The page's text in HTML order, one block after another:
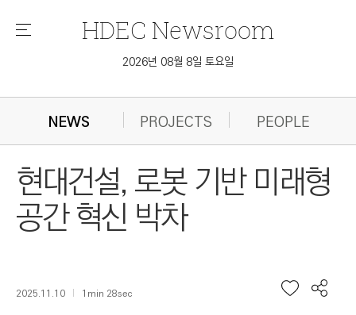
메
HDEC Newsroom
2026년 08월 8일 토요일
NEWS PROJECTS PEOPLE
현대건설, 로봇 기반 미래형
공간 혁신 박차
2025.11.10 1min 28sec